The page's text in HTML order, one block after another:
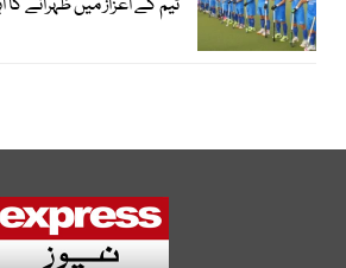
ٹیم کے اعزاز میں ظہرانے کا